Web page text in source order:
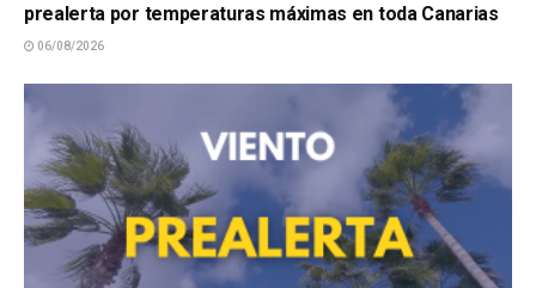
prealerta por temperaturas máximas en toda Canarias
06/08/2026